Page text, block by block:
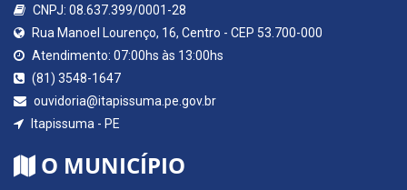
CNPJ: 08.637.399/0001-28
Rua Manoel Lourenço, 16, Centro - CEP 53.700-000
Atendimento: 07:00hs às 13:00hs
(81) 3548-1647
ouvidoria@itapissuma.pe.gov.br
Itapissuma - PE
O MUNICÍPIO